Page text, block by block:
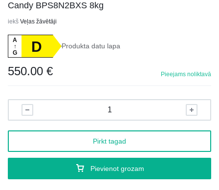
Candy BPS8N2BXS 8kg
iekš Veļas žāvētāji
A
↑
G
D Produkta datu lapa
550.00 € Pieejams noliktavā
Pievienot grozam
Pirkt tagad